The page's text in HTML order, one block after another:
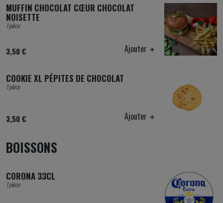
MUFFIN CHOCOLAT CŒUR CHOCOLAT
NOISETTE
1 pièce
3,50 € Ajouter
COOKIE XL PÉPITES DE CHOCOLAT
1 pièce
3,50 € Ajouter
BOISSONS
CORONA 33CL
1 pièce